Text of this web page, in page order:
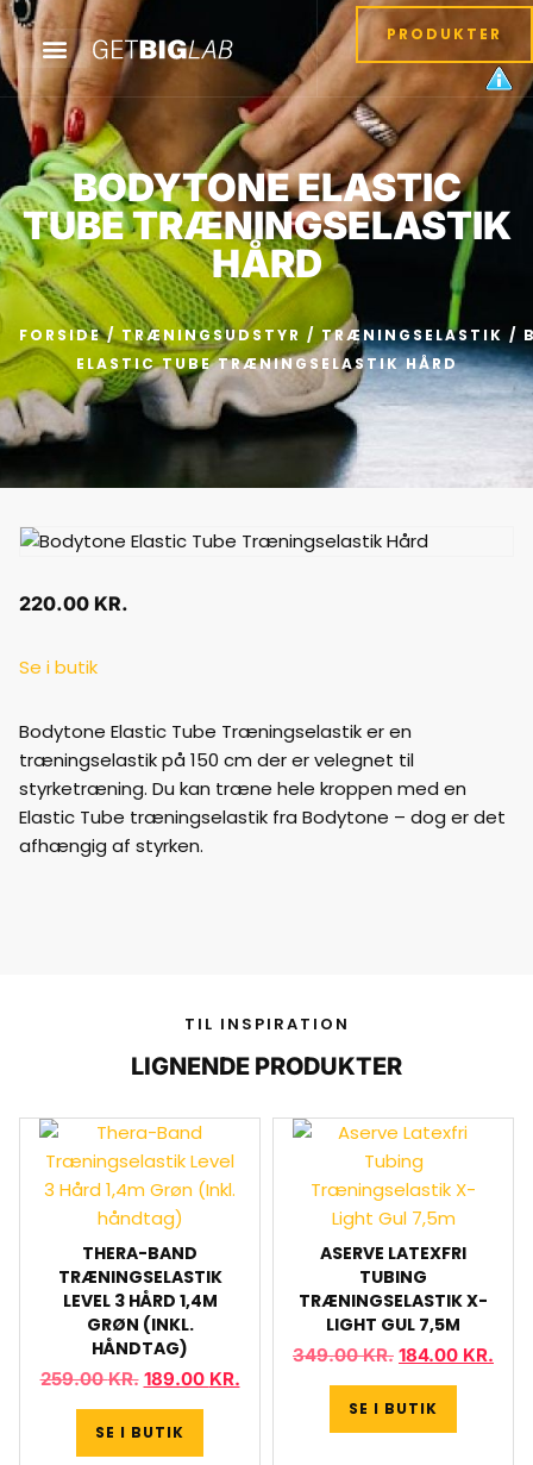
PRODUKTER
BODYTONE ELASTIC
TUBE TRÆNINGSELASTIK
HÅRD
FORSIDE/ TRÆNINGSUDSTYR / TRÆNINGSELASTIK /
ELASTIC TUBE TRÆNINGSELASTIK HÅRD
220.00 KR.
Se i butik
Bodytone Elastic Tube Træningselastik er en
træningselastik på 150 cm der er velegnet til
styrketræning. Du kan træne hele kroppen med en
Elastic Tube træningselastik fra Bodytone – dog er det
afhængig af styrken.
TIL INSPIRATION
LIGNENDE PRODUKTER
THERA-BAND
TRÆNINGSELASTIK
LEVEL 3 HÅRD 1,4M
GRØN (INKL.
HÅNDTAG)
259.00KR. 189.00 KR.
SE I BUTIK
ASERVE LATEXFRI
TUBING
TRÆNINGSELASTIK X-
LIGHT GUL 7,5M
349.00KR. 184.00 KR.
SE I BUTIK